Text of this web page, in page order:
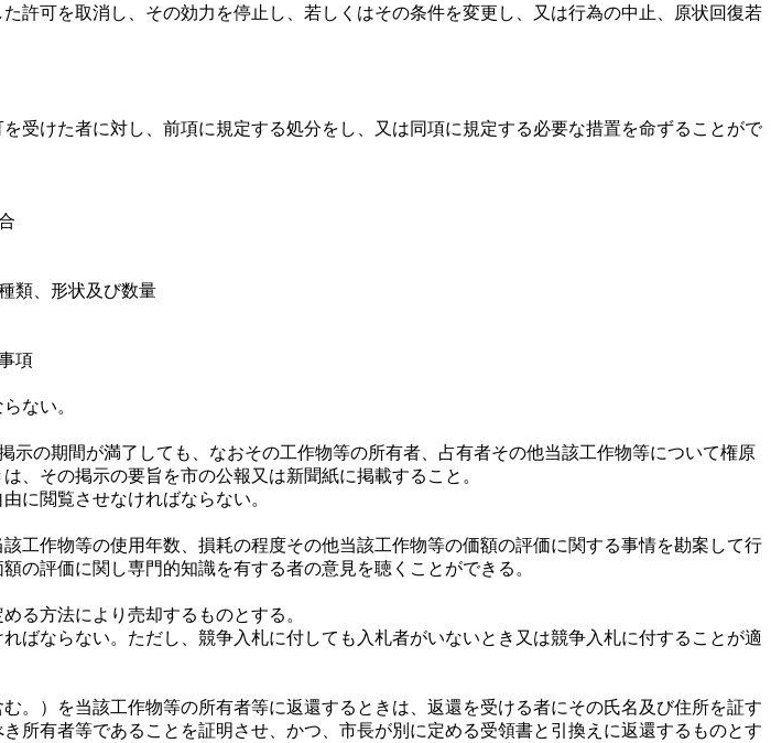
可を取消し、その効力を停止し、若しくはその条件を変更し、又は行為の中止、原状回復若
けた者に対し、前項に規定する処分をし、又は同項に規定する必要な措置を命ずることがで
類、形状及び数量
項
ない。
の期間が満了しても、なおその工作物等の所有者、占有者その他当該工作物等について権原
、その掲示の要旨を市の公報又は新聞紙に掲載すること。
に閲覧させなければならない。
工作物等の使用年数、損耗の程度その他当該工作物等の価額の評価に関する事情を勘案して行
の評価に関し専門的知識を有する者の意見を聴くことができる。
る方法により売却するものとする。
ならない。ただし、競争入札に付しても入札者がいないとき又は競争入札に付することが適
）を当該工作物等の所有者等に返還するときは、返還を受ける者にその氏名及び住所を証す
所有者等であることを証明させ、かつ、市長が別に定める受領書と引換えに返還するものとす